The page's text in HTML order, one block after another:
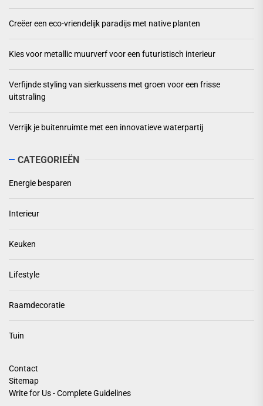
Creëer een eco-vriendelijk paradijs met native planten
Kies voor metallic muurverf voor een futuristisch interieur
Verfijnde styling van sierkussens met groen voor een frisse
uitstraling
Verrijk je buitenruimte met een innovatieve waterpartij
CATEGORIEËN
Energie besparen
Interieur
Keuken
Lifestyle
Raamdecoratie
Tuin
Contact
Sitemap
Write for Us - Complete Guidelines